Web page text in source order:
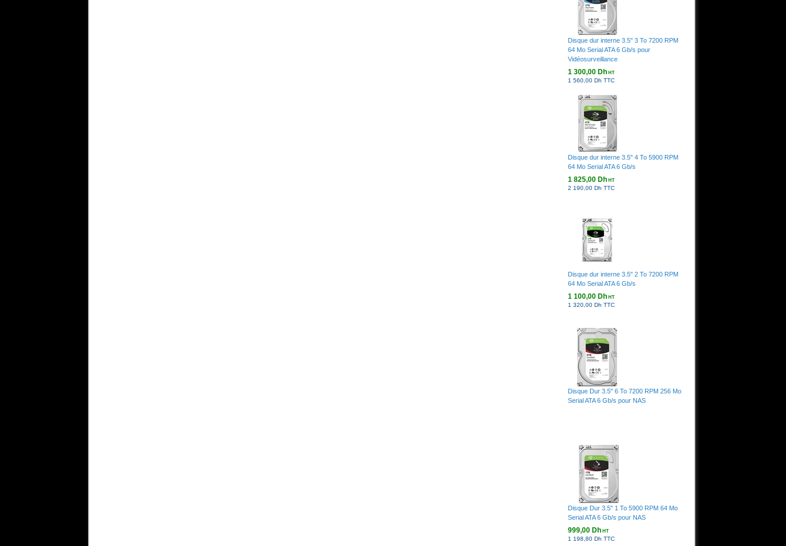
Disque dur interne 3.5" 3 To 7200 RPM
64 Mo Serial ATA 6 Gb/s pour
Vidéosurveillance
1 300,00 DhHT
1 560,00 Dh TTC
Disque dur interne 3.5" 4 To 5900 RPM
64 Mo Serial ATA 6 Gb/s
1 825,00 DhHT
2 190,00 Dh TTC
Disque dur interne 3.5" 2 To 7200 RPM
64 Mo Serial ATA 6 Gb/s
1 100,00 DhHT
1 320,00 Dh TTC
Disque Dur 3.5" 6 To 7200 RPM 256 Mo
Serial ATA 6 Gb/s pour NAS
Disque Dur 3.5" 1 To 5900 RPM 64 Mo
Serial ATA 6 Gb/s pour NAS
999,00 DhHT
1 198,80 Dh TTC